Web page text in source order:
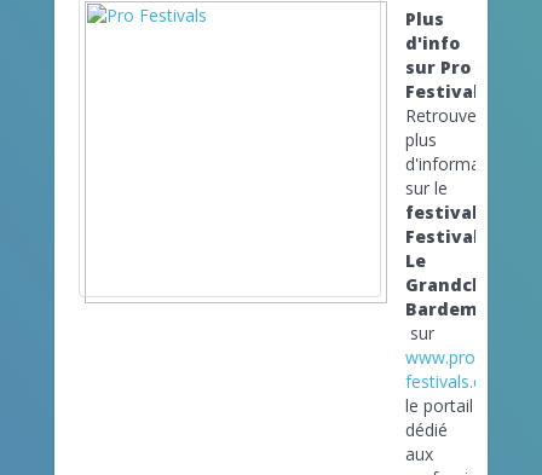
Plus
d'info
sur Pro
Festivals
Retrouvez
plus
d'informations
sur le
festival
Festival
Le
Grandchamp
Bardement
sur
www.pro-
festivals.com
le portail
dédié
aux